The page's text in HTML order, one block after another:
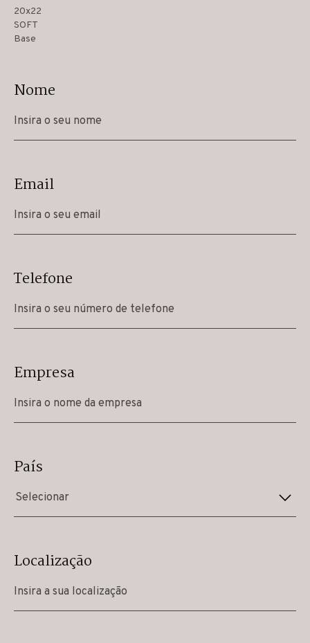
20x22
SOFT
Base
Nome
Email
Telefone
Empresa
País
Selecionar
Localização